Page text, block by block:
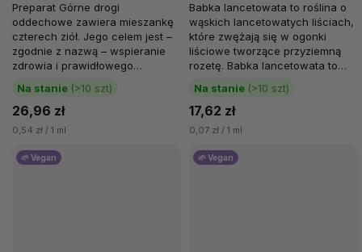
Na stanie (>10 szt)
26,96 zł
0,54 zł / 1 ml
Preparat Górne drogi
oddechowe zawiera mieszankę
czterech ziół. Jego celem jest –
zgodnie z nazwą – wspieranie
zdrowia i prawidłowego
funkcjonowania układu...
Na stanie (>10 szt)
17,62 zł
0,07 zł / 1 ml
Babka lancetowata to roślina o
wąskich lancetowatych liściach,
które zwężają się w ogonki
liściowe tworzące przyziemną
rozetę. Babka lancetowata to
dość rozpowszechnione zioło,...
🌱 Vegan 🌱 Vegan